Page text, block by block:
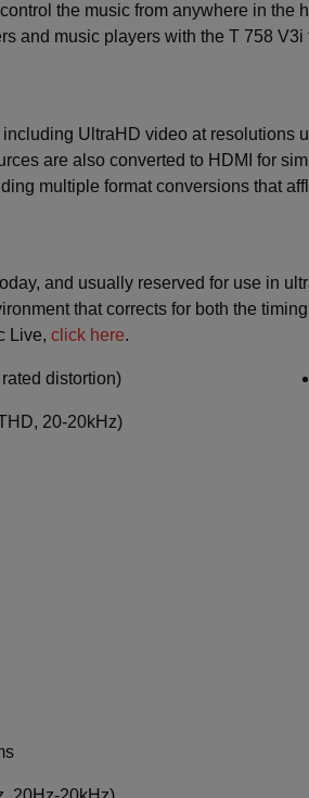
the music from anywhere in
and music players with the T 758 V3i
UltraHD video at resolutions
are also converted to HDMI for
multiple format conversions that
and usually reserved for use in
that corrects for both the
Live, click here.
distortion)
20-20kHz)